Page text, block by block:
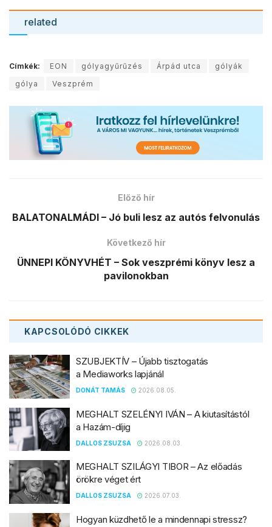
related
Címkék: EON gólyagyűrűzés Árpád utca
gólyák
gólya
Veszprém
Előző hír
BALATONALMÁDI – Jó buli lesz az autós felvonulás
Következő hír
ÜNNEPI KÖNYVHÉT – Sok veszprémi könyv lesz a
pavilonokban
KAPCSOLÓDÓ CIKKEK
SZUBJEKTÍV – Újabb tisztogatás
a Mediaworks lapjánál
DONÁT TAMÁS 2026.08.05.
MEGHALT SZELÉNYI IVÁN – A kiutasítástól
a Hazám-díjig
DALLOS ZSUZSA 2026.08.03.
MEGHALT SZILÁGYI TIBOR – Az előadás
örökre véget ért
DALLOS ZSUZSA 2026.07.03.
Hogyan küzdhető le a mindennapi stressz?